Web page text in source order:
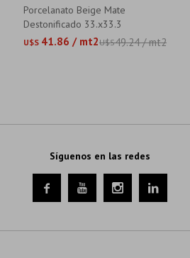
Porcelanato Beige Mate
Destonificado 33.x33.3
U$S 41.86 / mt2U$S49.24 / mt2
Síguenos en las redes
   